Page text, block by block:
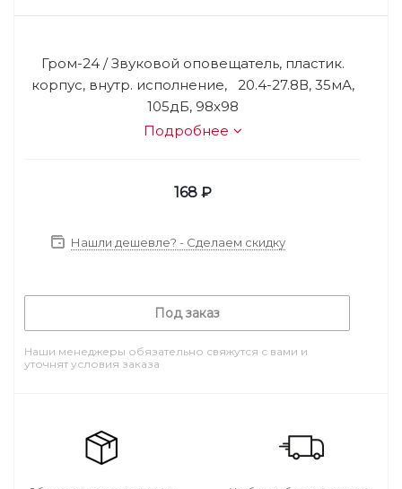
Гром-24 / Звуковой оповещатель, пластик.
корпус, внутр. исполнение, 20.4-27.8В, 35мА,
105дБ, 98х98
Подробнее
168₽
Нашли дешевле? - Сделаем скидку
Под заказ
Наши менеджеры обязательно свяжутся с вами и
уточнят условия заказа